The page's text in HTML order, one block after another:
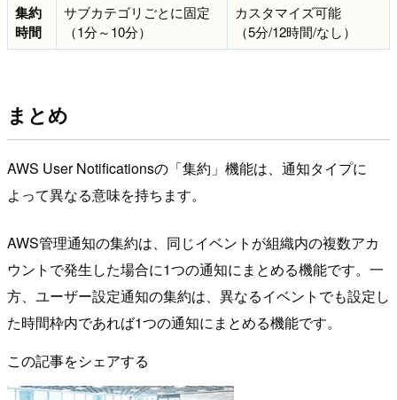
集約
時間
サブカテゴリごとに固定
（1分～10分）
カスタマイズ可能
（5分/12時間/なし）
まとめ
AWS User Notificationsの「集約」機能は、通知タイプに
よって異なる意味を持ちます。
AWS管理通知の集約は、同じイベントが組織内の複数アカ
ウントで発生した場合に1つの通知にまとめる機能です。一
方、ユーザー設定通知の集約は、異なるイベントでも設定し
た時間枠内であれば1つの通知にまとめる機能です。
この記事をシェアする